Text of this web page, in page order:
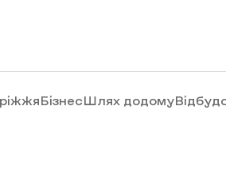
БізнесШлях додому